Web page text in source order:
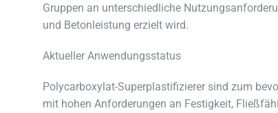
Gruppen an unterschiedliche
und Betonleistung erzielt wird.
Aktueller Anwendungsstatus
Polycarboxylat-Superplastifizierer sind zum
mit hohen Anforderungen an Festigkeit,